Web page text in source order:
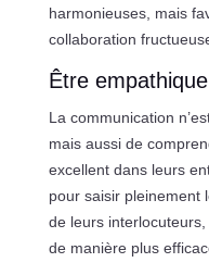
harmonieuses, mais
collaboration
Être
La communication
mais aussi de
excellent dans leurs
pour saisir pleinement
de leurs
de manière plus